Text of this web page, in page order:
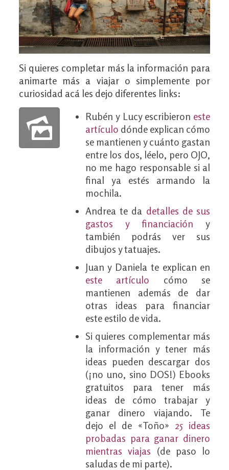
Si quieres completar más la información para
animarte más a viajar o simplemente por
curiosidad acá les dejo diferentes links:
Rubén y Lucy escribieron este
artículo dónde explican cómo
se mantienen y cuánto gastan
entre los dos, léelo, pero OJO,
no me hago responsable si al
final ya estés armando la
mochila.
Andrea te da detalles de sus
gastos y financiación y
también podrás ver sus
dibujos y tatuajes.
Juan y Daniela te explican en
este artículo cómo se
mantienen además de dar
otras ideas para financiar
este estilo de vida.
Si quieres complementar más
la información y tener más
ideas pueden descargar dos
(¡no uno, sino DOS!) Ebooks
gratuitos para tener más
ideas de cómo trabajar y
ganar dinero viajando. Te
dejo el de «Toño» 25 ideas
probadas para ganar dinero
mientras viajas (de paso lo
saludas de mi parte).